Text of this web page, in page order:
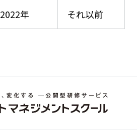
2022年 それ以前